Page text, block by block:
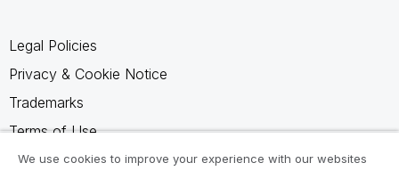
Legal Policies
Privacy & Cookie Notice
Trademarks
Terms of Use
Legal Agreements
We use cookies to improve your experience with our websites